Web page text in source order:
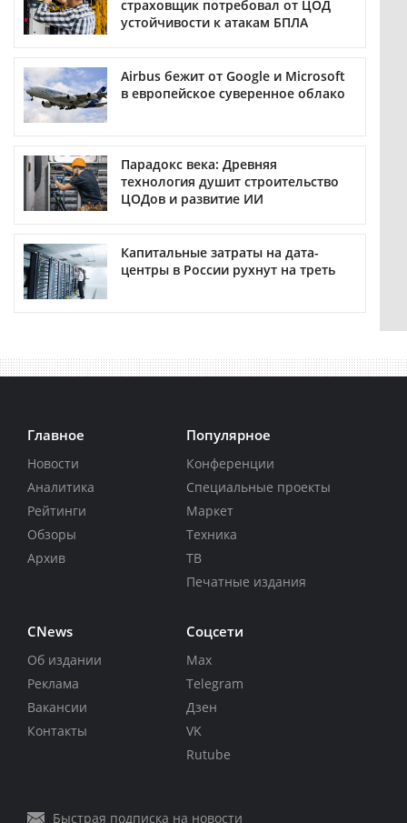
страховщик потребовал от ЦОД
устойчивости к атакам БПЛА
Airbus бежит от Google и Microsoft
в европейское суверенное облако
Парадокс века: Древняя
технология душит строительство
ЦОДов и развитие ИИ
Капитальные затраты на дата-
центры в России рухнут на треть
Главное
Новости
Аналитика
Рейтинги
Обзоры
Архив
Популярное
Конференции
Специальные проекты
Маркет
Техника
ТВ
Печатные издания
CNews
Об издании
Реклама
Вакансии
Контакты
Соцсети
Max
Telegram
Дзен
VK
Rutube
Быстрая подписка на новости